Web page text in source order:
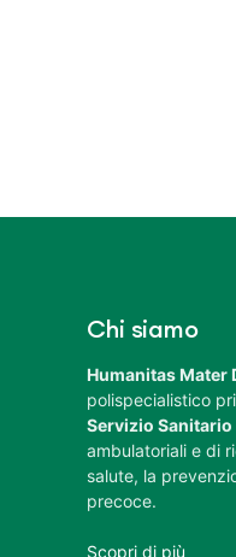
Chi siamo
Humanitas Mater
polispecialistico
Servizio Sanitario
ambulatoriali e di
salute, la
precoce.
Scopri di più